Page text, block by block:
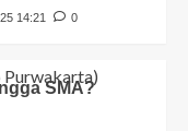
14:21
0
SMA?